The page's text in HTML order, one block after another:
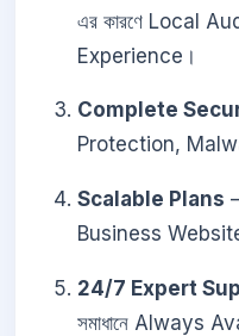
এর কারণে Local
Experience।
Complete
Protection,
Scalable Plans
Business Website
24/7 Expert
সমাধানে Always